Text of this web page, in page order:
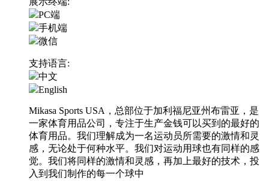
PC端
手机端
微信
支持语言:
中文
English
Mikasa Sports USA，总部位于加利福尼亚州布雷亚，是
一家体育用品公司，专注于生产金钱可以买到的最好的
体育用品。我们理解成为一名运动员所需要的激情和灵
感，无论处于何种水平。我们对运动用球也有同样的感
觉。我们将同样的激情和灵感，再加上最好的技术，投
入到我们制作的每一个球中